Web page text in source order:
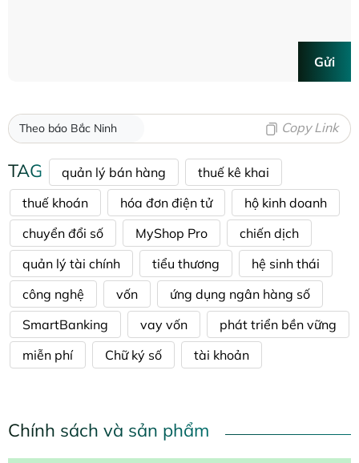
Gửi
Theo báo Bắc Ninh Copy Link
TAG quản lý bán hàng
thuế kê khai
thuế khoán
hóa đơn điện tử
hộ kinh doanh
chuyển đổi số
MyShop Pro
chiến dịch
quản lý tài chính
tiểu thương
hệ sinh thái
công nghệ
vốn
ứng dụng ngân hàng số
SmartBanking
vay vốn
phát triển bền vững
miễn phí
Chữ ký số tài khoản
Chính sách và sản phẩm